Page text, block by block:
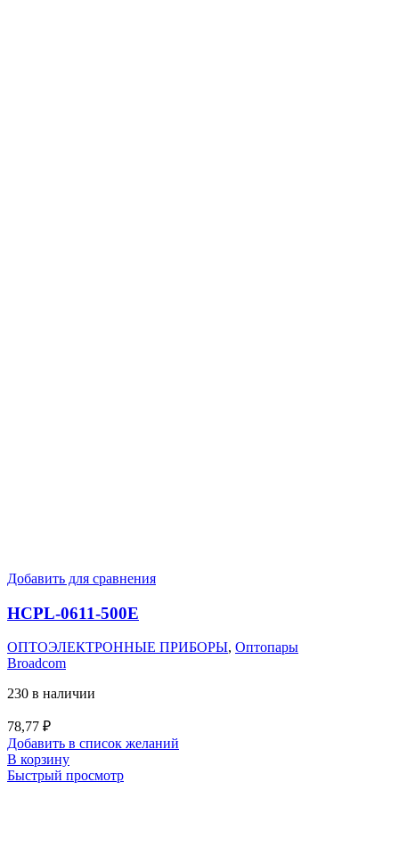
Добавить для сравнения
HCPL-0611-500E
ОПТОЭЛЕКТРОННЫЕ ПРИБОРЫ, Оптопары
Broadcom
230 в наличии
78,77 ₽
Добавить в список желаний
В корзину
Быстрый просмотр